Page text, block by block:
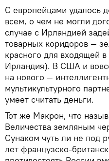
С европейцами удалось
всем, о чем не могли
случае с Ирландией
товарных коридоров —
красного для входящей
Ирландия). В США и
на нового —
мультикультурного
умеет считать деньги.
Тот же Макрон, что
Величества земляным
Сунаком чуть ли не под
лет французско-